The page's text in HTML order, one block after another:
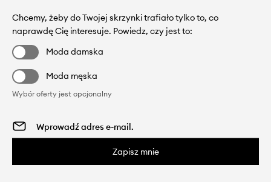
Chcemy, żeby do Twojej skrzynki trafiało tylko to, co
naprawdę Cię interesuje. Powiedz, czy jest to:
Moda damska
Moda męska
Wybór oferty jest opcjonalny
Zapisz mnie